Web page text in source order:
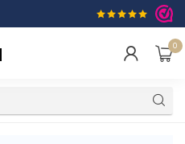
Gratis
0